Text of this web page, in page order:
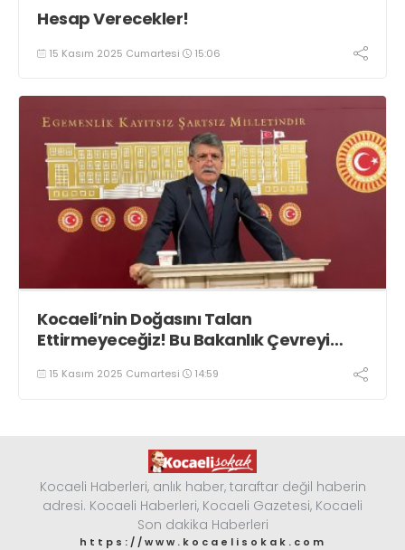
Hesap Verecekler!
15 Kasım 2025 Cumartesi 15:06
Kocaeli’nin Doğasını Talan
Ettirmeyeceğiz! Bu Bakanlık Çevreyi
15 Kasım 2025 Cumartesi 14:59
Kocaeli Haberleri, anlık haber, taraftar değil haberin
adresi. Kocaeli Haberleri, Kocaeli Gazetesi, Kocaeli
Son dakika Haberleri
https://www.kocaelisokak.com